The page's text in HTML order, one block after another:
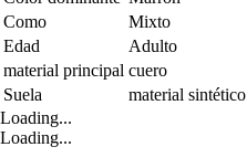
Como
Mixto
Edad
Adulto
material principal cuero
Suela
material sintético
Loading...
Loading...